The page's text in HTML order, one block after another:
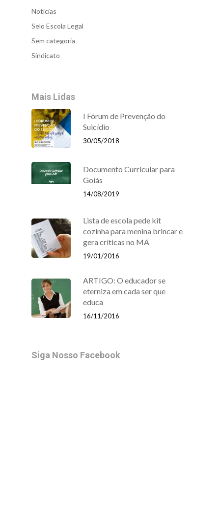
Notícias
Selo Escola Legal
Sem categoria
Sindicato
Mais Lidas
I Fórum de Prevenção do
Suicídio
30/05/2018
Documento Curricular para
Goiás
14/08/2019
Lista de escola pede kit
cozinha para menina brincar e
gera críticas no MA
19/01/2016
ARTIGO: O educador se
eterniza em cada ser que
educa
16/11/2016
Siga Nosso Facebook